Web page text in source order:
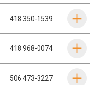
418 350-1539
418 968-0074
506 473-3227